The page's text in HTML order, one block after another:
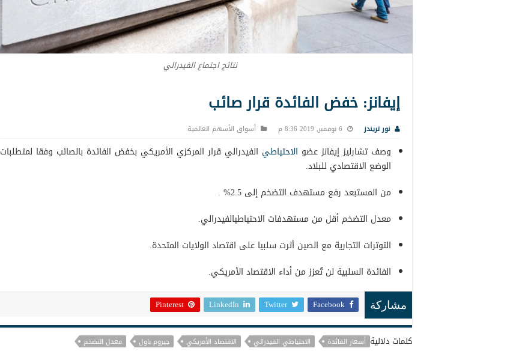
نتائج اجتماع الفيدرالي
إيفانز: خفض الفائدة قرار صائب
نور تريندز 6 نوفمبر, 2019 8:36 م أسواق الأسهم العالمية
وصف تشارليز إيفانز عضو الاحتياطي الفيدرالي قرار المركزي الأمريكي بخفض الفائدة بالصائب وفقا لمتطلبات
الوضع الاقتصادي للبلاد.
من المستبعد رفع مستهدف التضخم إلى 2.5% .
معدل التضخم أقل من مستهدفات الاحتياطيالفيدرالي.
التوترات التجارية مع الصين أثرت سلبيا على اقتصاد الولايات المتحدة.
الفائدة السلبية لن تُعزز من أداء الاقتصاد الأمريكي.
مشاركة Facebook
Twitter
LinkedIn
Pinterest
كلمات دلالية أسعار الفائدة الاحتياطي الفيدرالي الاقتصاد الأمريكي جيروم باول معدل التضخم